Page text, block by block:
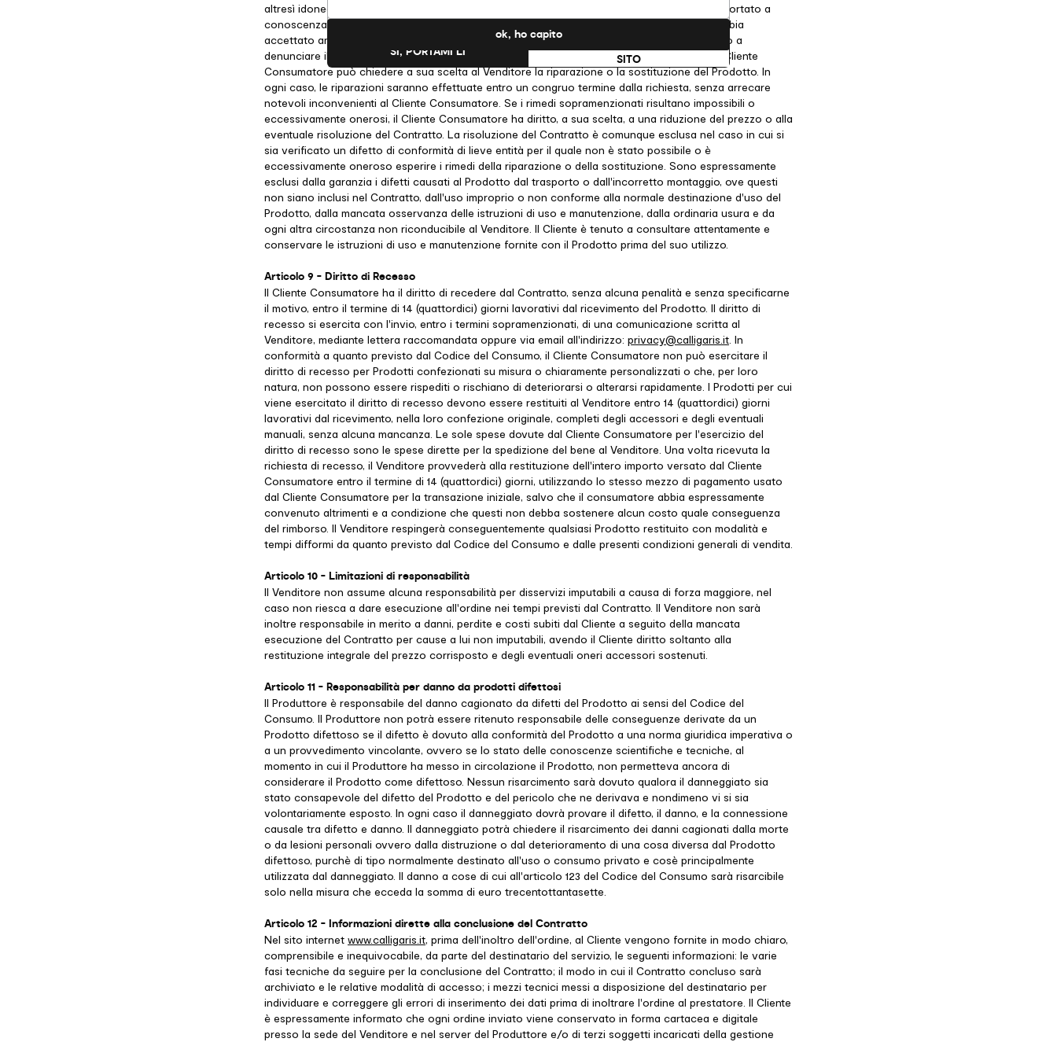
altresì idoneo all'uso particolare voluto dal Cliente Consumatore e che sia stato da questi portato a
conoscenza del Venditore al momento della conclusione del Contratto e che il Venditore abbia
accettato anche per fatti concludenti. A pena di decadenza, il Cliente Consumatore è tenuto a
denunciare il difetto di conformità entro due mesi dalla sua scoperta. In tale circostanza, il Cliente
Consumatore può chiedere a sua scelta al Venditore la riparazione o la sostituzione del Prodotto. In
ogni caso, le riparazioni saranno effettuate entro un congruo termine dalla richiesta, senza arrecare
notevoli inconvenienti al Cliente Consumatore. Se i rimedi sopramenzionati risultano impossibili o
eccessivamente onerosi, il Cliente Consumatore ha diritto, a sua scelta, a una riduzione del prezzo o alla
eventuale risoluzione del Contratto. La risoluzione del Contratto è comunque esclusa nel caso in cui si
sia verificato un difetto di conformità di lieve entità per il quale non è stato possibile o è
eccessivamente oneroso esperire i rimedi della riparazione o della sostituzione. Sono espressamente
esclusi dalla garanzia i difetti causati al Prodotto dal trasporto o dall'incorretto montaggio, ove questi
non siano inclusi nel Contratto, dall'uso improprio o non conforme alla normale destinazione d'uso del
Prodotto, dalla mancata osservanza delle istruzioni di uso e manutenzione, dalla ordinaria usura e da
ogni altra circostanza non riconducibile al Venditore. Il Cliente è tenuto a consultare attentamente e
conservare le istruzioni di uso e manutenzione fornite con il Prodotto prima del suo utilizzo.
Articolo 9 - Diritto di Recesso
Il Cliente Consumatore ha il diritto di recedere dal Contratto, senza alcuna penalità e senza specificarne
il motivo, entro il termine di 14 (quattordici) giorni lavorativi dal ricevimento del Prodotto. Il diritto di
recesso si esercita con l'invio, entro i termini sopramenzionati, di una comunicazione scritta al
Venditore, mediante lettera raccomandata oppure via email all'indirizzo: privacy@calligaris.it . In
conformità a quanto previsto dal Codice del Consumo, il Cliente Consumatore non può esercitare il
diritto di recesso per Prodotti confezionati su misura o chiaramente personalizzati o che, per loro
natura, non possono essere rispediti o rischiano di deteriorarsi o alterarsi rapidamente. I Prodotti per cui
viene esercitato il diritto di recesso devono essere restituiti al Venditore entro 14 (quattordici) giorni
lavorativi dal ricevimento, nella loro confezione originale, completi degli accessori e degli eventuali
manuali, senza alcuna mancanza. Le sole spese dovute dal Cliente Consumatore per l'esercizio del
diritto di recesso sono le spese dirette per la spedizione del bene al Venditore. Una volta ricevuta la
richiesta di recesso, il Venditore provvederà alla restituzione dell'intero importo versato dal Cliente
Consumatore entro il termine di 14 (quattordici) giorni, utilizzando lo stesso mezzo di pagamento usato
dal Cliente Consumatore per la transazione iniziale, salvo che il consumatore abbia espressamente
convenuto altrimenti e a condizione che questi non debba sostenere alcun costo quale conseguenza
del rimborso. Il Venditore respingerà conseguentemente qualsiasi Prodotto restituito con modalità e
tempi difformi da quanto previsto dal Codice del Consumo e dalle presenti condizioni generali di vendita.
Articolo 10 - Limitazioni di responsabilità
Il Venditore non assume alcuna responsabilità per disservizi imputabili a causa di forza maggiore, nel
caso non riesca a dare esecuzione all'ordine nei tempi previsti dal Contratto. Il Venditore non sarà
inoltre responsabile in merito a danni, perdite e costi subiti dal Cliente a seguito della mancata
esecuzione del Contratto per cause a lui non imputabili, avendo il Cliente diritto soltanto alla
restituzione integrale del prezzo corrisposto e degli eventuali oneri accessori sostenuti.
Articolo 11 - Responsabilità per danno da prodotti difettosi
Il Produttore è responsabile del danno cagionato da difetti del Prodotto ai sensi del Codice del
Consumo. Il Produttore non potrà essere ritenuto responsabile delle conseguenze derivate da un
Prodotto difettoso se il difetto è dovuto alla conformità del Prodotto a una norma giuridica imperativa o
a un provvedimento vincolante, ovvero se lo stato delle conoscenze scientifiche e tecniche, al
momento in cui il Produttore ha messo in circolazione il Prodotto, non permetteva ancora di
considerare il Prodotto come difettoso. Nessun risarcimento sarà dovuto qualora il danneggiato sia
stato consapevole del difetto del Prodotto e del pericolo che ne derivava e nondimeno vi si sia
volontariamente esposto. In ogni caso il danneggiato dovrà provare il difetto, il danno, e la connessione
causale tra difetto e danno. Il danneggiato potrà chiedere il risarcimento dei danni cagionati dalla morte
o da lesioni personali ovvero dalla distruzione o dal deterioramento di una cosa diversa dal Prodotto
difettoso, purchè di tipo normalmente destinato all'uso o consumo privato e cosè principalmente
utilizzata dal danneggiato. Il danno a cose di cui all'articolo 123 del Codice del Consumo sarà risarcibile
solo nella misura che ecceda la somma di euro trecentottantasette.
Articolo 12 - Informazioni dirette alla conclusione del Contratto
Nel sito internet www.calligaris.it, prima dell'inoltro dell'ordine, al Cliente vengono fornite in modo chiaro,
comprensibile e inequivocabile, da parte del destinatario del servizio, le seguenti informazioni: le varie
fasi tecniche da seguire per la conclusione del Contratto; il modo in cui il Contratto concluso sarà
archiviato e le relative modalità di accesso; i mezzi tecnici messi a disposizione del destinatario per
individuare e correggere gli errori di inserimento dei dati prima di inoltrare l'ordine al prestatore. Il Cliente
è espressamente informato che ogni ordine inviato viene conservato in forma cartacea e digitale
presso la sede del Venditore e nel server del Produttore e/o di terzi soggetti incaricati della gestione
SITO
SÌ, PORTAMI LÌ
ok, ho capito